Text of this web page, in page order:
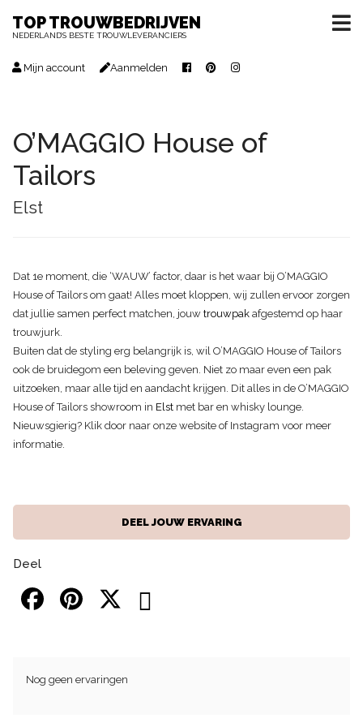
TOP TROUWBEDRIJVEN
NEDERLAND’S BESTE TROUWLEVERANCIERS
Mijn account Aanmelden
O’MAGGIO House of
Tailors
Elst
Dat 1e moment, die ‘WAUW’ factor, daar is het waar bij O’MAGGIO
House of Tailors om gaat! Alles moet kloppen, wij zullen ervoor zorgen
dat jullie samen perfect matchen, jouw trouwpak afgestemd op haar
trouwjurk.
Buiten dat de styling erg belangrijk is, wil O’MAGGIO House of Tailors
ook de bruidegom een beleving geven. Niet zo maar even een pak
uitzoeken, maar alle tijd en aandacht krijgen. Dit alles in de O’MAGGIO
House of Tailors showroom in Elst met bar en whisky lounge.
Nieuwsgierig? Klik door naar onze website of Instagram voor meer
informatie.
DEEL JOUW ERVARING
Deel
Nog geen ervaringen